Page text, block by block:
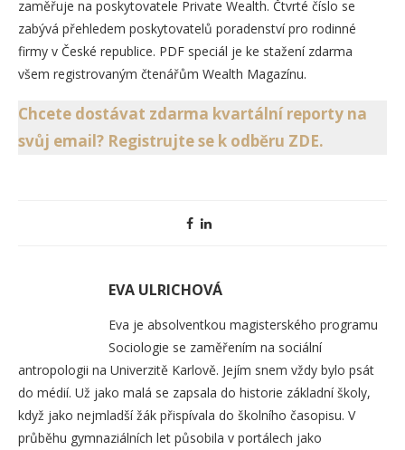
zaměřuje na poskytovatele Private Wealth. Čtvrté číslo se
zabývá přehledem poskytovatelů poradenství pro rodinné
firmy v České republice. PDF speciál je ke stažení zdarma
všem registrovaným čtenářům Wealth Magazínu.
Chcete dostávat zdarma kvartální reporty na
svůj email? Registrujte se k odběru ZDE.
EVA ULRICHOVÁ
Eva je absolventkou magisterského programu
Sociologie se zaměřením na sociální
antropologii na Univerzitě Karlově. Jejím snem vždy bylo psát
do médií. Už jako malá se zapsala do historie základní školy,
když jako nejmladší žák přispívala do školního časopisu. V
průběhu gymnaziálních let působila v portálech jako